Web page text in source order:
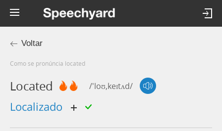
Voltar
Como se pronúncia located
Located /'loʊ,keɪtʌd/
localizado